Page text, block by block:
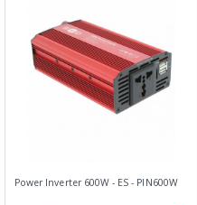
Power Inverter 600W - ES - PIN600W